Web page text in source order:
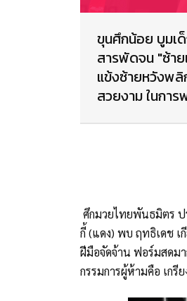
ขุนศึกน้อย บูมเ
สารพัดจน "ซ้า
แข้งซ้ายหวังพลิ
สวยงาม ในกา
ศึกมวยไทยพันธมิตร ป
กี้ (แดง) พบ ฤทธิเดช
ฝีมือจัดจ้าน ฟอร์มสดม
กรรมการผู้ห้ามคือ เกรี